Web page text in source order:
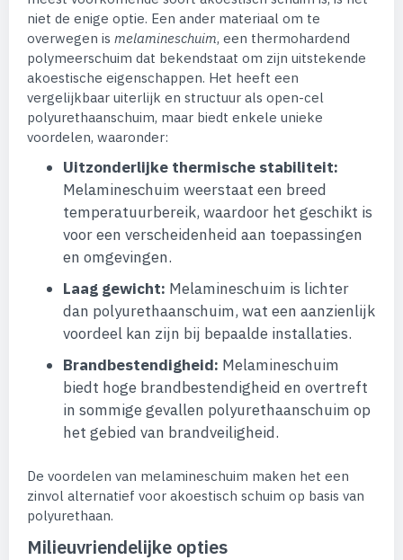
niet de enige optie. Een ander materiaal om te
overwegen is melamineschuim, een thermohardend
polymeerschuim dat bekendstaat om zijn uitstekende
akoestische eigenschappen. Het heeft een
vergelijkbaar uiterlijk en structuur als open-cel
polyurethaanschuim, maar biedt enkele unieke
voordelen, waaronder:
Uitzonderlijke thermische stabiliteit:
Melamineschuim weerstaat een breed
temperatuurbereik, waardoor het geschikt is
voor een verscheidenheid aan toepassingen
en omgevingen.
Laag gewicht: Melamineschuim is lichter
dan polyurethaanschuim, wat een aanzienlijk
voordeel kan zijn bij bepaalde installaties.
Brandbestendigheid: Melamineschuim
biedt hoge brandbestendigheid en overtreft
in sommige gevallen polyurethaanschuim op
het gebied van brandveiligheid.
De voordelen van melamineschuim maken het een
zinvol alternatief voor akoestisch schuim op basis van
polyurethaan.
Milieuvriendelijke opties